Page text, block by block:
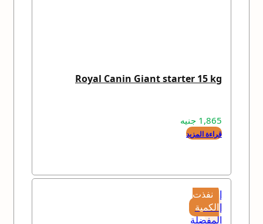
Royal Canin Giant starter 15 kg
1,865 جنيه
قراءة المزيد
نفذت
الكمية
إضافة
إلى
المفضلة